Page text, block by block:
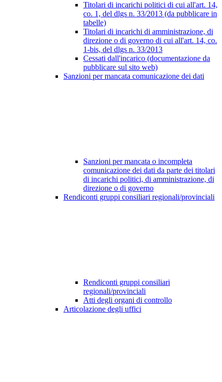
Titolari di incarichi politici di cui all'art. 14,
co. 1, del dlgs n. 33/2013 (da pubblicare in
tabelle)
Titolari di incarichi di amministrazione, di
direzione o di governo di cui all'art. 14, co.
1-bis, del dlgs n. 33/2013
Cessati dall'incarico (documentazione da
pubblicare sul sito web)
Sanzioni per mancata comunicazione dei dati
Sanzioni per mancata o incompleta
comunicazione dei dati da parte dei titolari
di incarichi politici, di amministrazione, di
direzione o di governo
Rendiconti gruppi consiliari regionali/provinciali
Rendiconti gruppi consiliari
regionali/provinciali
Atti degli organi di controllo
Articolazione degli uffici